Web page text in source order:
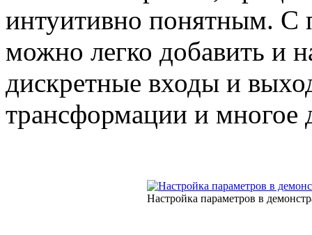
интуитивно понятным. С
можно легко добавить и
дискретные входы и
трансформации и многое
Настройка параметров в